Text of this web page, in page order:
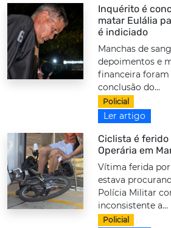
Inquérito é
matar Eulália
é indiciado
Manchas de
depoimentos e
financeira foram
conclusão do...
Policial
Ler artigo
Ciclista é
Operária em
Vítima ferida
estava
Polícia Militar
inconsistente a...
Policial